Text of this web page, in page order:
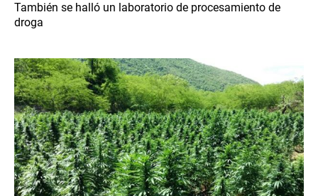
También se halló un laboratorio de procesamiento de
droga